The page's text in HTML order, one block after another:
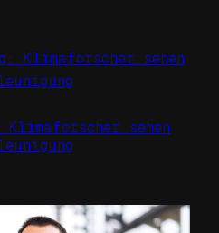
Klimaforscher sehen